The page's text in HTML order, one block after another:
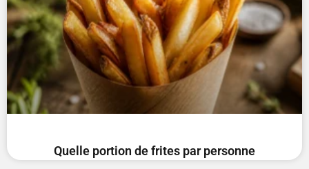
Quelle portion de frites par personne